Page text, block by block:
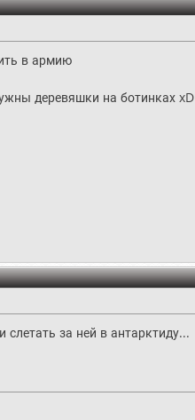
в армию
деревяшки на ботинках xD
слетать за ней в антарктиду...